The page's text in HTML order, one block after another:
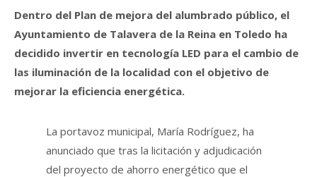
Dentro del Plan de mejora del alumbrado público, el
Ayuntamiento de Talavera de la Reina en Toledo ha
decidido invertir en tecnología LED para el cambio de
las iluminación de la localidad con el objetivo de
mejorar la eficiencia energética.
La portavoz municipal, María Rodríguez, ha
anunciado que tras la licitación y adjudicación
del proyecto de ahorro energético que el